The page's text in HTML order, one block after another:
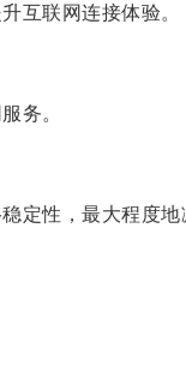
互联网连接体验。
务。
性，最大程度地